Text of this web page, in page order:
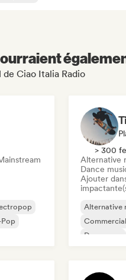
Ciao Italia Radio
> 300
Alternative
Dance
Ajouter
Alternative
Dance pop